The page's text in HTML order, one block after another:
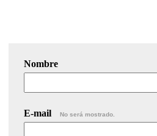
Nombre
E-mail No será mostrado.